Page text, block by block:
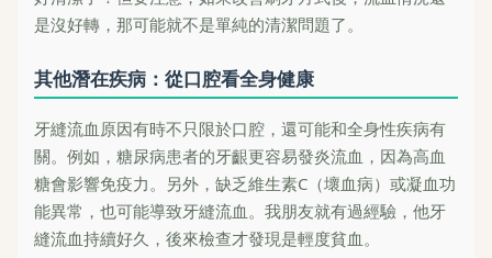
是沒好轉，那可能就不是單純的清潔問題了。
其他潛在疾病：從口腔看全身健康
牙縫流血原因有時不只限於口腔，還可能和全身性疾病有
關。例如，糖尿病患者的牙齦更容易發炎流血，因為高血
糖會影響免疫力。另外，缺乏維生素C（壞血病）或凝血功
能異常，也可能導致牙縫流血。我朋友就有過經驗，他牙
縫流血持續好久，後來檢查才發現是輕度貧血。